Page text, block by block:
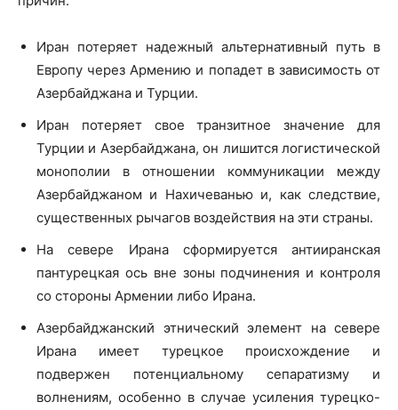
Иран потеряет надежный альтернативный путь в
Европу через Армению и попадет в зависимость от
Азербайджана и Турции.
Иран потеряет свое транзитное значение для
Турции и Азербайджана, он лишится логистической
монополии в отношении коммуникации между
Азербайджаном и Нахичеванью и, как следствие,
существенных рычагов воздействия на эти страны.
На севере Ирана сформируется антииранская
пантурецкая ось вне зоны подчинения и контроля
со стороны Армении либо Ирана.
Азербайджанский этнический элемент на севере
Ирана имеет турецкое происхождение и
подвержен потенциальному сепаратизму и
волнениям, особенно в случае усиления турецко-